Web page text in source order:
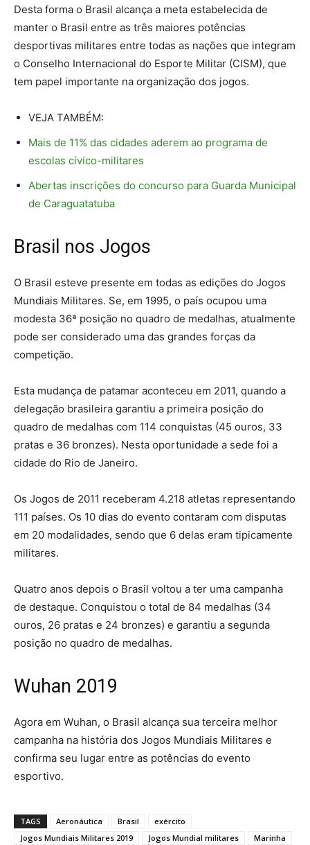
Desta forma o Brasil alcança a meta estabelecida de
manter o Brasil entre as três maiores potências
desportivas militares entre todas as nações que integram
o Conselho Internacional do Esporte Militar (CISM), que
tem papel importante na organização dos jogos.
VEJA TAMBÉM:
Mais de 11% das cidades aderem ao programa de
escolas cívico-militares
Abertas inscrições do concurso para Guarda Municipal
de Caraguatatuba
Brasil nos Jogos
O Brasil esteve presente em todas as edições do Jogos
Mundiais Militares. Se, em 1995, o país ocupou uma
modesta 36ª posição no quadro de medalhas, atualmente
pode ser considerado uma das grandes forças da
competição.
Esta mudança de patamar aconteceu em 2011, quando a
delegação brasileira garantiu a primeira posição do
quadro de medalhas com 114 conquistas (45 ouros, 33
pratas e 36 bronzes). Nesta oportunidade a sede foi a
cidade do Rio de Janeiro.
Os Jogos de 2011 receberam 4.218 atletas representando
111 países. Os 10 dias do evento contaram com disputas
em 20 modalidades, sendo que 6 delas eram tipicamente
militares.
Quatro anos depois o Brasil voltou a ter uma campanha
de destaque. Conquistou o total de 84 medalhas (34
ouros, 26 pratas e 24 bronzes) e garantiu a segunda
posição no quadro de medalhas.
Wuhan 2019
Agora em Wuhan, o Brasil alcança sua terceira melhor
campanha na história dos Jogos Mundiais Militares e
confirma seu lugar entre as potências do evento
esportivo.
TAGS Aeronáutica Brasil
exército
Jogos Mundiais Militares 2019
Jogos Mundial militares Marinha